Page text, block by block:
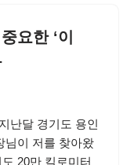
요한 ‘이
난달 경기도 용인
님이 저를 찾아왔
20만 킬로미터